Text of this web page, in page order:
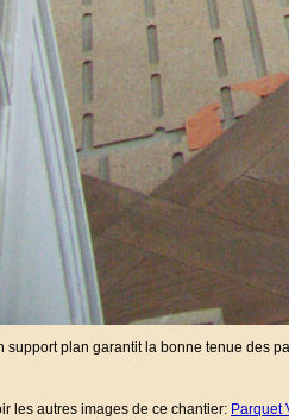
support plan garantit la bonne tenue des
les autres images de ce chantier: Parquet